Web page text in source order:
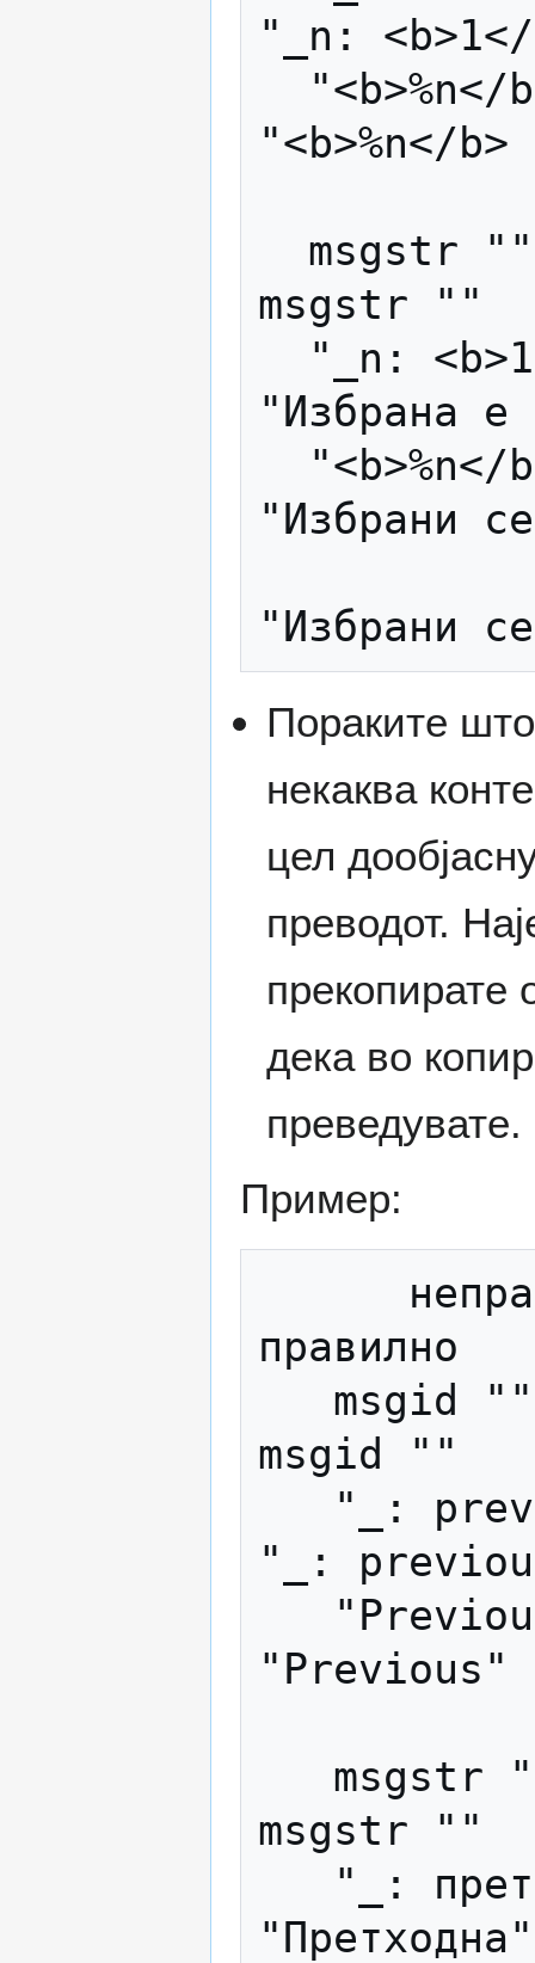
"_n:
msgstr ""
"Избрана е
"Избрани
Пораките
некаква
цел
преводот.
прекопирате
дека во
преведувате.
Пример:
правилно
msgid ""
"_:
"Previous"
msgstr ""
"Претходна"